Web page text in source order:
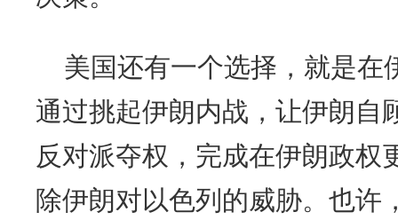
美国还有一个选择，就是
通过挑起伊朗内战，让伊朗自
反对派夺权，完成在伊朗政权
除伊朗对以色列的威胁。也许